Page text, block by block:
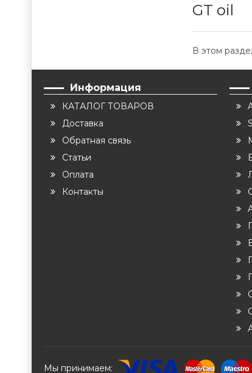
GT oil
В этом
Информация
КАТАЛОГ ТОВАРОВ
Доставка
Обратная связь
Статьи
Оплата
Контакты
Мы принимаем: